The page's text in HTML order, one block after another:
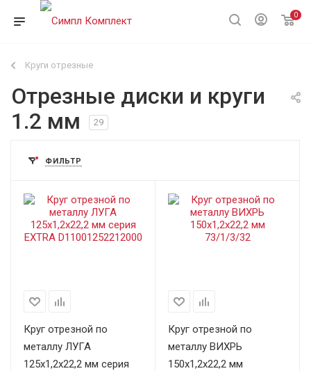
0
Круги отрезные
Отрезные диски и круги
1.2 мм
29
ФИЛЬТР
Круг отрезной по
металлу ЛУГА
125х1,2х22,2 мм серия
Круг отрезной по
металлу ВИХРЬ
150х1,2х22,2 мм